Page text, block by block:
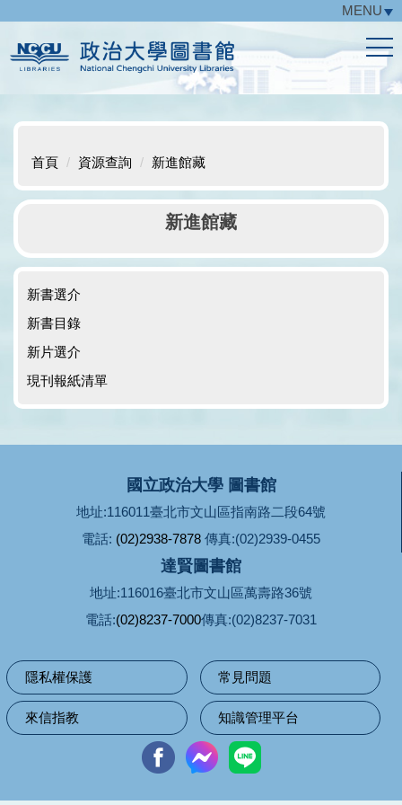
主
要
區
MENU
首頁 資源查詢 新進館藏
新進館藏
新書選介
新書目錄
新片選介
現刊報紙清單
國立政治大學 圖書館
地址:116011臺北市文山區指南路二段64號
電話: (02)2938-7878 傳真:(02)2939-0455
達賢圖書館
地址:116016臺北市文山區萬壽路36號
電話:(02)8237-7000傳真:(02)8237-7031
隱私權保護 常見問題
來信指教 知識管理平台